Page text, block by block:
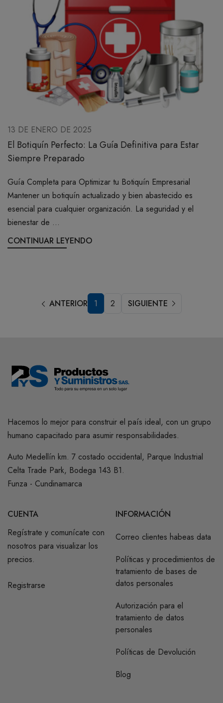
13 DE ENERO DE 2025
El Botiquín Perfecto: La Guía Definitiva para Estar
Siempre Preparado
Guía Completa para Optimizar tu Botiquín Empresarial
Mantener un botiquín actualizado y bien abastecido es
esencial para cualquier organización. La seguridad y el
bienestar de ...
CONTINUAR LEYENDO
ANTERIOR 1 2 SIGUIENTE
Hacemos lo mejor para construir el país ideal, con un grupo
humano capacitado para asumir responsabilidades.
Auto Medellín km. 7 costado occidental, Parque Industrial
Celta Trade Park, Bodega 143 B1.
Funza - Cundinamarca
CUENTA
Regístrate y comunícate con
nosotros para visualizar los
precios.
Registrarse
INFORMACIÓN
Correo clientes habeas data
Políticas y procedimientos de
tratamiento de bases de
datos personales
Autorización para el
tratamiento de datos
personales
Políticas de Devolución
Blog